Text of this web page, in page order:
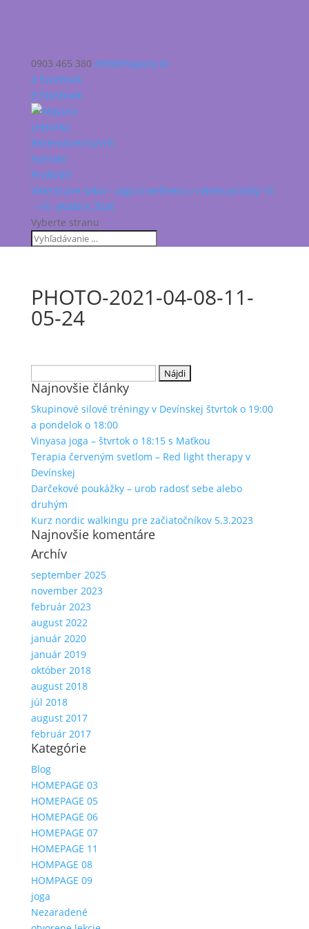
0903 465 380 edit@mayura.sk
Facebook
Facebook
Lektorka
Rezervácie/rozvrh
Kontakt
Prvýkrát?
Víkend pre seba – joga a wellness v rytme prírody 15.
– 18. októbra 2026
Vyberte stranu
PHOTO-2021-04-08-11-
05-24
Najnovšie články
Skupinové silové tréningy v Devínskej štvrtok o 19:00
a pondelok o 18:00
Vinyasa joga – štvrtok o 18:15 s Maťkou
Terapia červeným svetlom – Red light therapy v
Devínskej
Darčekové poukážky – urob radosť sebe alebo
druhým
Kurz nordic walkingu pre začiatočníkov 5.3.2023
Najnovšie komentáre
Archív
september 2025
november 2023
február 2023
august 2022
január 2020
január 2019
október 2018
august 2018
júl 2018
august 2017
február 2017
Kategórie
Blog
HOMEPAGE 03
HOMEPAGE 05
HOMEPAGE 06
HOMEPAGE 07
HOMEPAGE 11
HOMPAGE 08
HOMPAGE 09
joga
Nezaradené